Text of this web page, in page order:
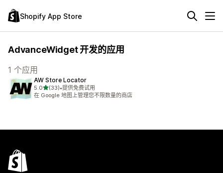
Shopify App Store
AdvanceWidget 开发的应用
1 个应用
AW Store Locator
5.0星（满分 5 星）
(33)
总共 33 条评论
•提供免费试用
在 Google 地图上管理您不限数量的商店